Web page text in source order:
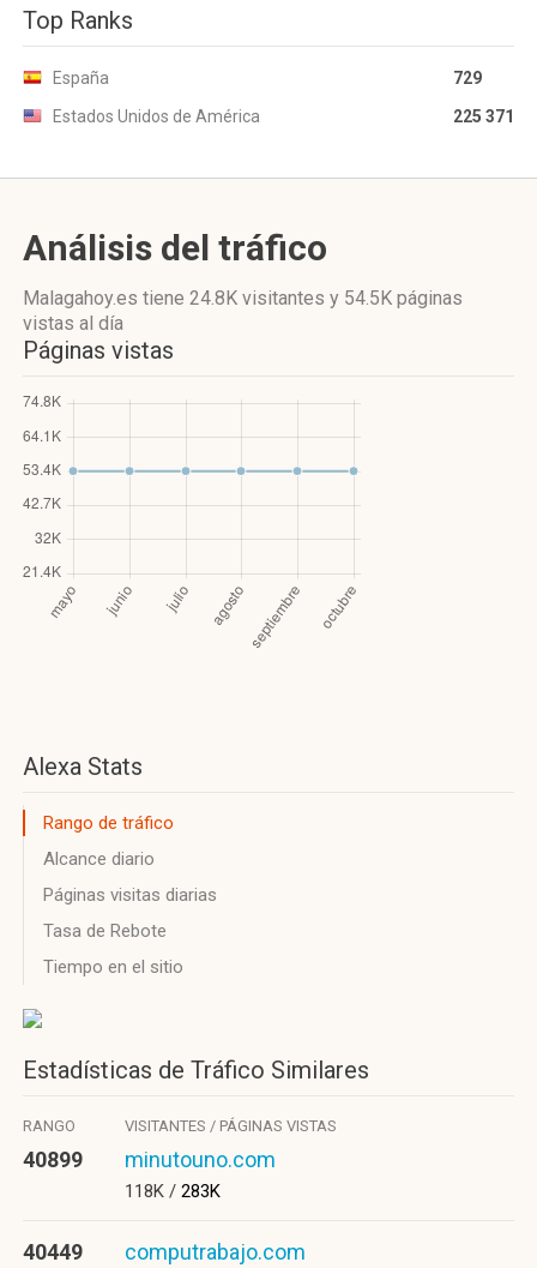
Top Ranks
España
729
Estados Unidos de América
225 371
Análisis del tráfico
Malagahoy.es tiene 24.8K visitantes y 54.5K páginas
vistas al día
Páginas vistas
Alexa Stats
Rango de tráfico
Alcance diario
Páginas visitas diarias
Tasa de Rebote
Tiempo en el sitio
Estadísticas de Tráfico Similares
RANGO VISITANTES / PÁGINAS VISTAS
40899 minutouno.com
118K / 283K
40449 computrabajo.com